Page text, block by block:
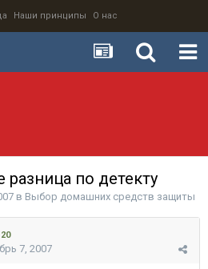
Наши принципы О нас
разница по детекту
в Выбор домашних средств защиты
20
7, 2007